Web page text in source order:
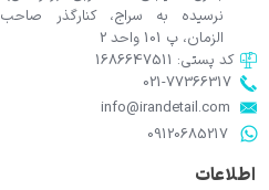
نرسیده به سراج، کنارگذر صاحب
الزمان، پ 101 واحد 2
​​​​​​​info@irandetail.com
021-77366317​​​​​​​​​​​​​​​​​​​​​
​​​​​​​09120685217​​​​​​​
کد پستی: 1686647511
اطلاعات